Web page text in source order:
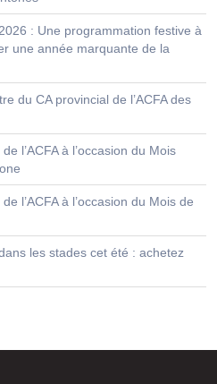
: Une programmation festive à
une année marquante de la
du CA provincial de l’ACFA des
l’ACFA à l’occasion du Mois
l’ACFA à l’occasion du Mois de
les stades cet été : achetez